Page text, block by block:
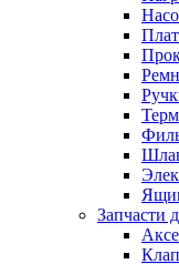
Запчасти